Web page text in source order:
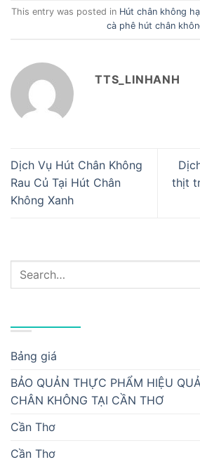
This entry was posted in Hút chân không
cà phê hút chân
TTS_LINHANH
Dịch Vụ Hút Chân Không
Rau Củ Tại Hút Chân
Không Xanh
thịt
Bảng giá
BẢO QUẢN THỰC PHẨM HIỆU
CHÂN KHÔNG TẠI CẦN THƠ
Cần Thơ
Cần Thơ